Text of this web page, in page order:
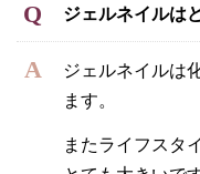
ジェルネイルは
ジェルネイルは
ます。
またライフスタ